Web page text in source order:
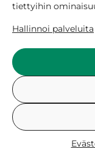
tiettyihin
Hallinnoi palveluita